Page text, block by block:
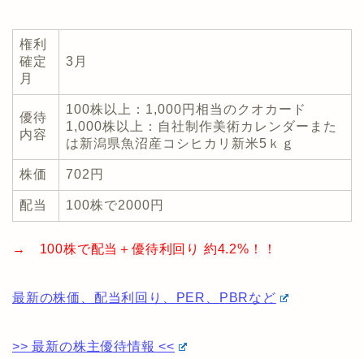
権利
確定
月
3月
優待
内容
100株以上：1,000円相当のクオカード
1,000株以上：自社制作美術カレンダーまた
は新潟県魚沼産コシヒカリ新米5ｋｇ
株価 702円
配当 100株で2000円
→ 100株で配当＋優待利回り 約4.2%！！
最新の株価、配当利回り、PER、PBRなど
>> 最新の株主優待情報 <<